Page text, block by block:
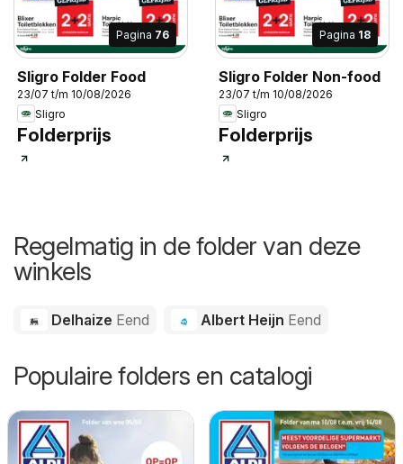
Pagina 76
Sligro Folder Food
23/07 t/m 10/08/2026
Sligro
Folderprijs
Pagina 18
Sligro Folder Non-food
23/07 t/m 10/08/2026
Sligro
Folderprijs
Regelmatig in de folder van deze
winkels
Delhaize Eend Albert Heijn Eend
Populaire folders en catalogi